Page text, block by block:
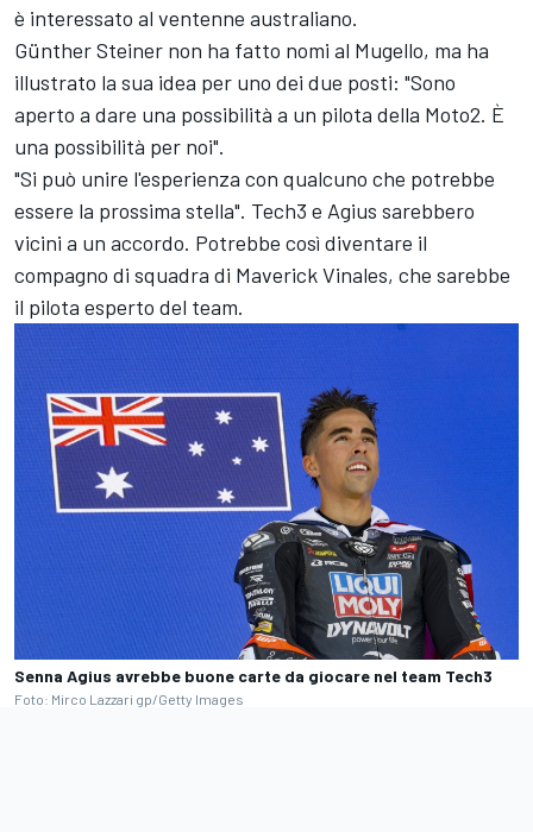
è interessato al ventenne australiano.
Günther Steiner non ha fatto nomi al Mugello, ma ha
illustrato la sua idea per uno dei due posti: "Sono
aperto a dare una possibilità a un pilota della Moto2. È
una possibilità per noi".
"Si può unire l'esperienza con qualcuno che potrebbe
essere la prossima stella". Tech3 e Agius sarebbero
vicini a un accordo. Potrebbe così diventare il
compagno di squadra di Maverick Vinales, che sarebbe
il pilota esperto del team.
Senna Agius avrebbe buone carte da giocare nel team Tech3
Foto: Mirco Lazzari gp/Getty Images